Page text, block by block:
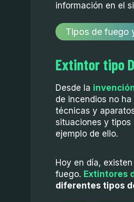
información en el
Tipos de fuego
Extintor tipo
Desde la
de incendios no
técnicas y
situaciones y tipos
ejemplo de ello.
Hoy en día, existen
fuego. Extintores
diferentes tipos